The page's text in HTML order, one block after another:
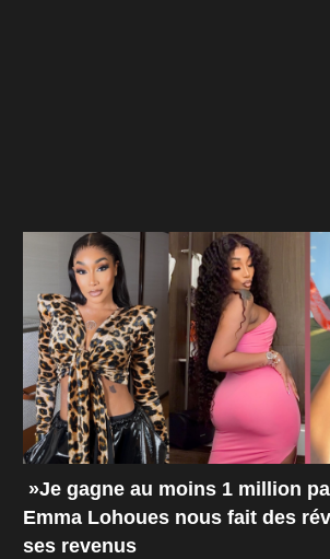
»Je gagne au moins 1 million
Emma Lohoues nous fait des
ses revenus